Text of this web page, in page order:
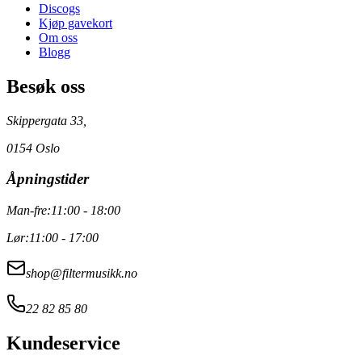
Discogs
Kjøp gavekort
Om oss
Blogg
Besøk oss
Skippergata 33,
0154 Oslo
Åpningstider
Man-fre:11:00 - 18:00
Lør:11:00 - 17:00
shop@filtermusikk.no
22 82 85 80
Kundeservice